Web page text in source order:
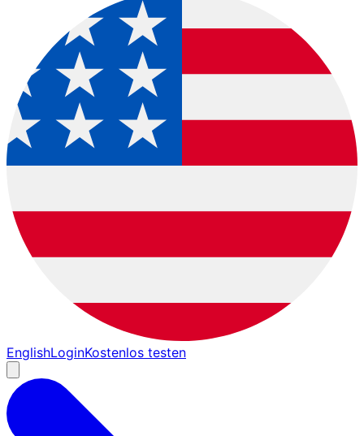
EnglishLoginKostenlos testen